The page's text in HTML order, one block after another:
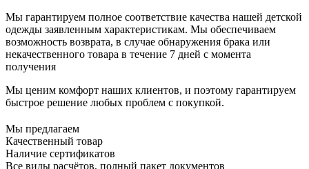
Мы гарантируем полное соответствие качества нашей детской
одежды заявленным характеристикам. Мы обеспечиваем
возможность возврата, в случае обнаружения брака или
некачественного товара в течение 7 дней с момента
получения
Мы ценим комфорт наших клиентов, и поэтому гарантируем
быстрое решение любых проблем с покупкой.
Мы предлагаем
Качественный товар
Наличие сертификатов
Все виды расчётов, полный пакет документов